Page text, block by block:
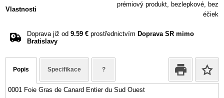
Vlastnosti
prémiový produkt, bezlepkové, bez
éčiek
Doprava již od 9.59 € prostřednictvím Doprava SR mimo
Bratislavy
Popis Specifikace ?
0001 Foie Gras de Canard Entier du Sud Ouest